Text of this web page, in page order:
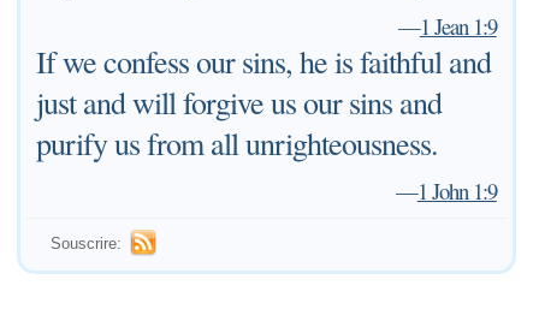
—1 Jean 1:9
If we confess our sins, he is faithful and
just and will forgive us our sins and
purify us from all unrighteousness.
—1 John 1:9
Souscrire: